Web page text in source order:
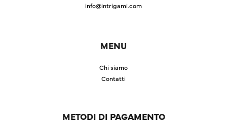
info@intrigami.com
MENU
Chi siamo
Contatti
METODI DI PAGAMENTO